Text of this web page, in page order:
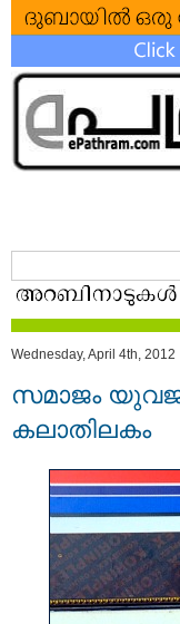
Wednesday, April 4th, 2012
സമാജം
കലാതിലകം